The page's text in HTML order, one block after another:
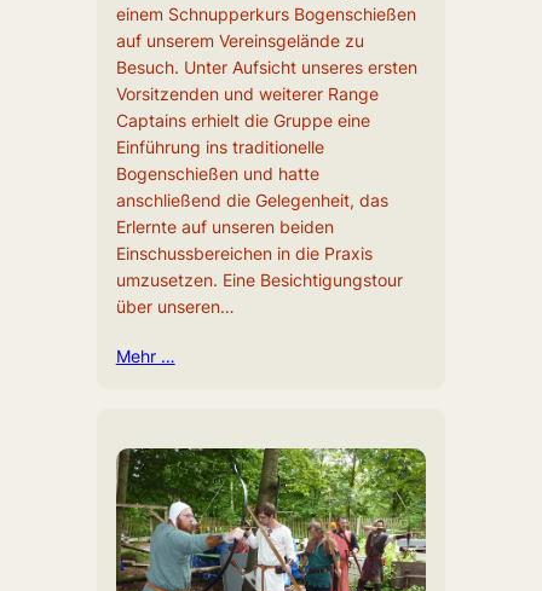
einem Schnupperkurs Bogenschießen
auf unserem Vereinsgelände zu
Besuch. Unter Aufsicht unseres ersten
Vorsitzenden und weiterer Range
Captains erhielt die Gruppe eine
Einführung ins traditionelle
Bogenschießen und hatte
anschließend die Gelegenheit, das
Erlernte auf unseren beiden
Einschussbereichen in die Praxis
umzusetzen. Eine Besichtigungstour
über unseren…
Mehr …